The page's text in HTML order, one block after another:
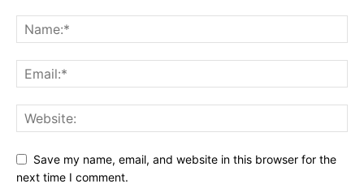
Save my name, email, and website in this browser for the
next time I comment.